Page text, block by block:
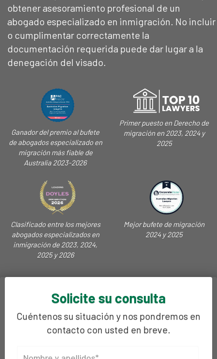
obtener asesoramiento profesional de un
abogado especializado en inmigración. No incluir
o cumplimentar correctamente la
documentación requerida puede dar lugar a la
denegación del visado.
Ganador del premio al bufete
de abogados especializado en
migración más fiable de
Australia 2023-2026
Primer puesto en Derecho de
migración en 2023, 2024 y
2025
Clasificado entre los mejores
abogados especializados en
inmigración de 2023, 2024,
2025 y 2026
Mejor bufete de migración
2024 y 2025
Solicite su consulta
Cuéntenos su situación y nos pondremos en
contacto con usted en breve.